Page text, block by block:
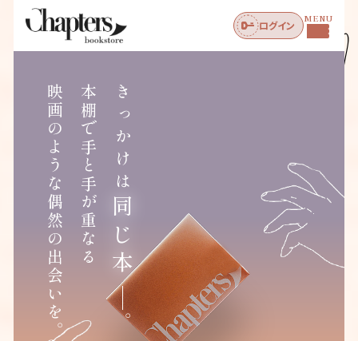
ログイン
MENU
映画のような偶然の出会いを。本棚で手と手が重なるきっかけは
同じ本
。